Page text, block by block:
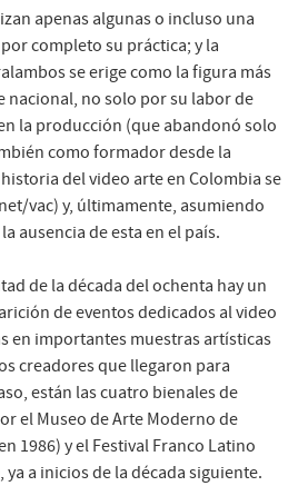
apenas algunas o incluso una
completo su práctica; y la
se erige como la figura más
nacional, no solo por su labor de
la producción (que abandonó solo
como formador desde la
del video arte en Colombia se
vac) y, últimamente, asumiendo
ausencia de esta en el país.
de la década del ochenta hay un
de eventos dedicados al video
en importantes muestras artísticas
creadores que llegaron para
están las cuatro bienales de
el Museo de Arte Moderno de
1986) y el Festival Franco Latino
a inicios de la década siguiente.